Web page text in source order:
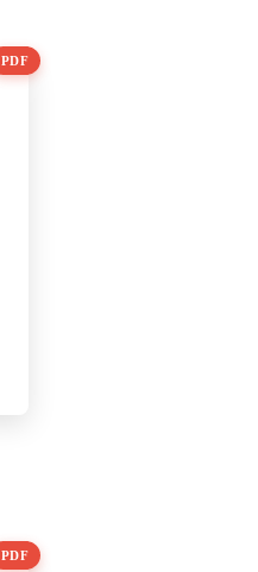
PDF
PDF